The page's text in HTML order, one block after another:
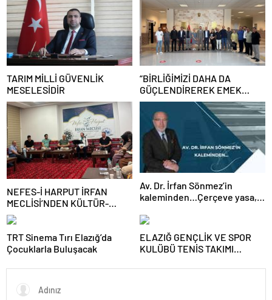
TARIM MİLLİ GÜVENLİK
MESELESİDİR
“BİRLİĞİMİZİ DAHA DA
GÜÇLENDİREREK EMEK
MÜCADELEMİZİ
SÜRDÜRECEĞİZ”
NEFES-İ HARPUT İRFAN
MECLİSİ’NDEN KÜLTÜR-
SANAT BULUŞMASI
Av. Dr. İrfan Sönmez’in
kaleminden…Çerçeve yasa,
TRT Sinema Tırı Elazığ’da
Çocuklarla Buluşacak
ELAZIĞ GENÇLİK VE SPOR
KULÜBÜ TENİS TAKIMI
TAMAMLAYARAK YARI FİNALE